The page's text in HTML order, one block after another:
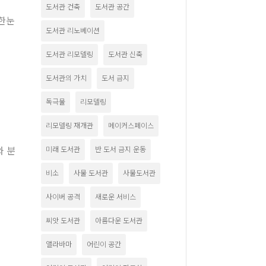
눈
분
도서관 건축 도서관 공간
도서관 리노베이션
도서관 리모델링 도서관 신축
도서관의 가치 도서 금지
독극물 리모델링
리모델링 재개관 메이커스페이스
미래 도서관 반 도서 금지 운동
비소 사물 도서관 사물도서관
사이버 공격 새로운 서비스
씨앗 도서관 아름다운 도서관
앨라바마 어린이 공간